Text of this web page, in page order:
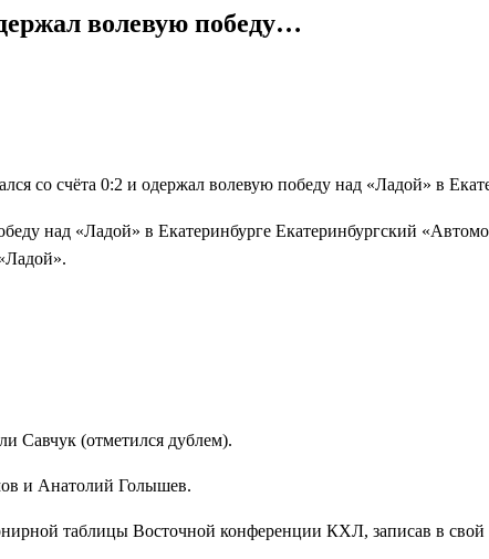
волевую победу…
над «Ладой» в Екатеринбурге Екатеринбургский
Савчук (отметился дублем).
и Анатолий Голышев.
таблицы Восточной конференции КХЛ, записав в